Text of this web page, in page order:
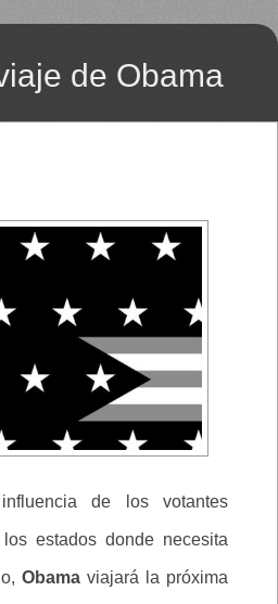
de Obama
de los votantes
estados donde necesita
Obama viajará la próxima